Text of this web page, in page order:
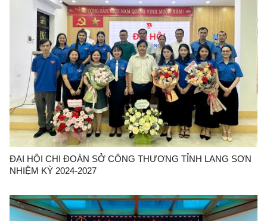
ĐẠI HỘI CHI ĐOÀN SỞ CÔNG THƯƠNG TỈNH LẠNG SƠN
NHIỆM KỲ 2024-2027